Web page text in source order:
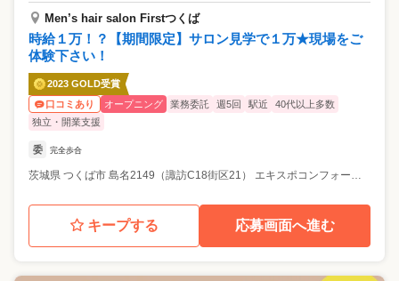
Men’s hair salon Firstつくば
時給１万！？【期間限定】サロン見学で１万★現場をご
体験下さい！
2023 GOLD受賞
口コミあり
オープニング 業務委託 週5回 駅近
40代以上多数
独立・開業支援
委 完全歩合
茨城県 つくば市 島名2149（諏訪C18街区21） エキスポコンフォートテナント1階 B号室
キープする 応募画面へ進む